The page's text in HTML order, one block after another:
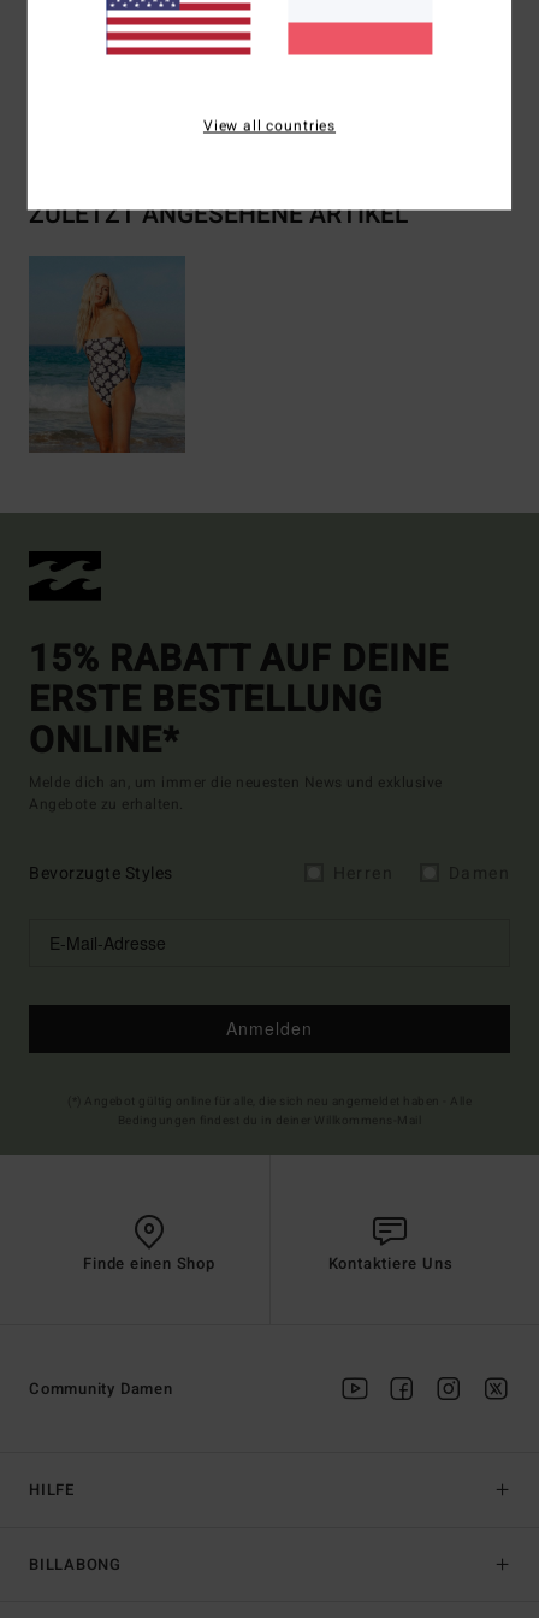
Versand & Rückversand
ZULETZT ANGESEHENE ARTIKEL
15% RABATT AUF DEINE
ERSTE BESTELLUNG
ONLINE*
Melde dich an, um immer die neuesten News und exklusive
Angebote zu erhalten.
Bevorzugte Styles
Anmelden
Finde einen Shop Kontaktiere Uns
HILFE
BILLABONG
Community Damen
View all countries